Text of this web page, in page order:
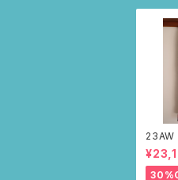
23AW
ンシル
サボテ